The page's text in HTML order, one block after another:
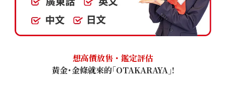
想高價放售・鑑定評估
黃金･金條就來的｢OTAKARAYA｣!